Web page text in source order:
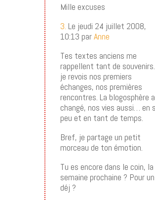
Mille excuses
3. Le jeudi 24 juillet 2008,
10:13 parAnne
Tes textes anciens me
rappellent tant de
je revois nos premiers
échanges, nos premières
rencontres. La blogosphère a
changé, nos vies aussi… en
peu et en tant de temps.
Bref, je partage un petit
morceau de ton émotion.
Tu es encore dans le coin, la
semaine prochaine ? Pour un
déj ?